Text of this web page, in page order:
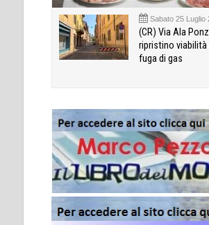
Sabato 25 Luglio
(CR) Via Ala
ripristino viabilità
fuga di gas